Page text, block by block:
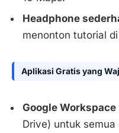
Headphone
menonton tutorial
Aplikasi Gratis yang
Google Workspace
Drive) untuk